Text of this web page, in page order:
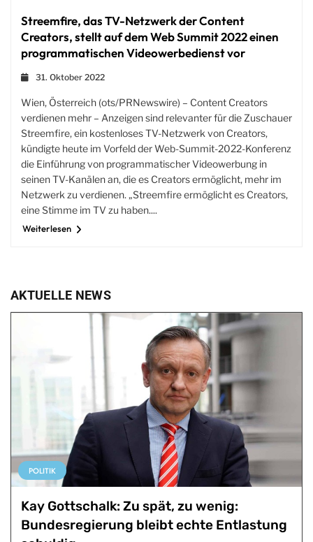
AKTUELLE NEWS
POLITIK
Kay Gottschalk: Zu spät, zu wenig:
Bundesregierung bleibt echte Entlastung
Streemfire, das TV-Netzwerk der Content
Creators, stellt auf dem Web Summit 2022 einen
programmatischen Videowerbedienst vor
31. Oktober 2022
Wien, Österreich (ots/PRNewswire) – Content Creators
verdienen mehr – Anzeigen sind relevanter für die Zuschauer
Streemfire, ein kostenloses TV-Netzwerk von Creators,
kündigte heute im Vorfeld der Web-Summit-2022-Konferenz
die Einführung von programmatischer Videowerbung in
seinen TV-Kanälen an, die es Creators ermöglicht, mehr im
Netzwerk zu verdienen. „Streemfire ermöglicht es Creators,
eine Stimme im TV zu haben....
Weiterlesen